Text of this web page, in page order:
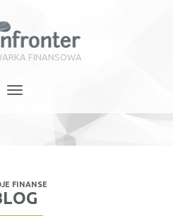
FINANSOWA
navigation
FINANSE